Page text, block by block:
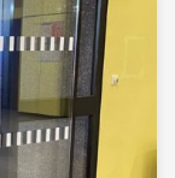
um 19:49 Uhr
in einem
Während
Tirol einen
aus der